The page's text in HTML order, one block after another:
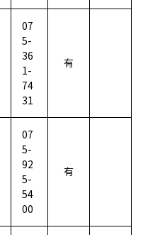
07
5-
36
1-
74
31
有
07
5-
92
5-
54
00
有